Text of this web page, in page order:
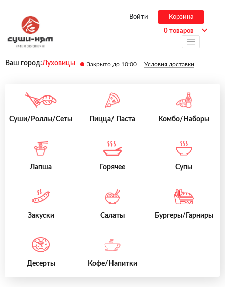
Ваш город:Луховицы Закрыто до 10:00 Условия доставки
Войти Корзина
0 товаров
Суши/Роллы/Сеты Пицца/ Паста Комбо/Наборы
Лапша Горячее Супы
Закуски Салаты Бургеры/Гарниры
Десерты Кофе/Напитки